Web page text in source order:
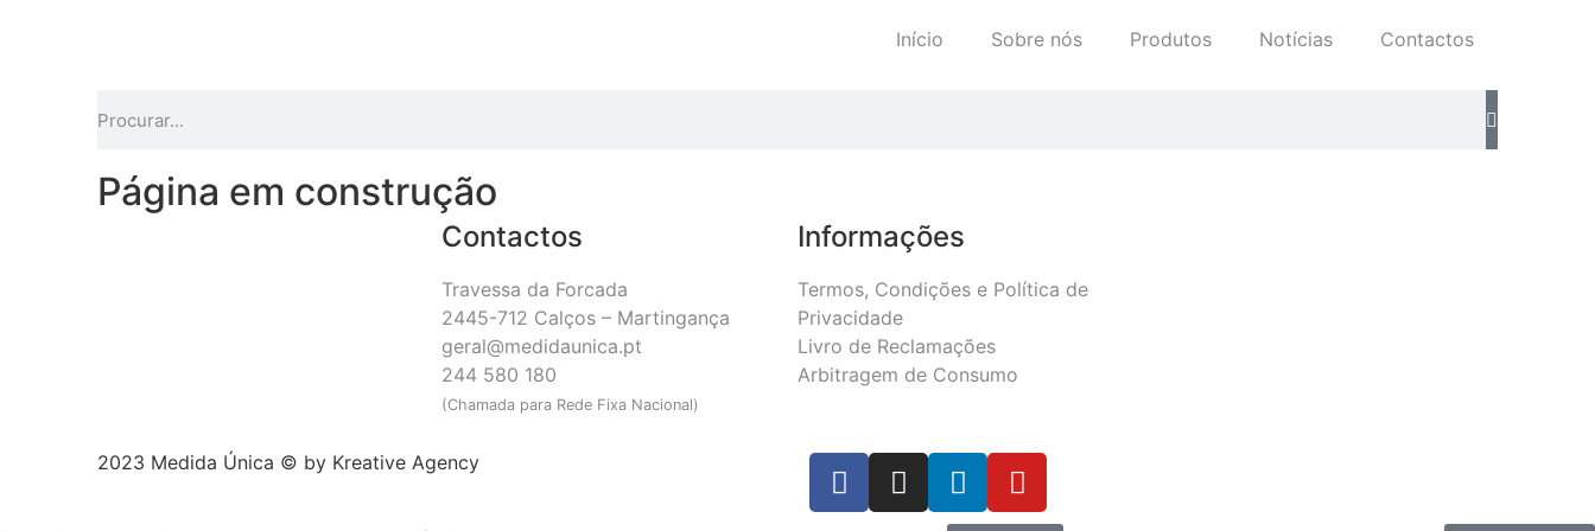
Início Sobre nós Produtos Notícias Contactos
Página em construção
Contactos
Travessa da Forcada
2445-712 Calços – Martingança
geral@medidaunica.pt
244 580 180
(Chamada para Rede Fixa Nacional)
Informações
Termos, Condições e Política de
Privacidade
Livro de Reclamações
Arbitragem de Consumo
2023 Medida Única © by Kreative Agency